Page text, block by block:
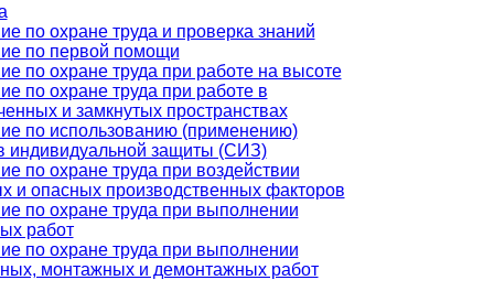
по охране труда и проверка знаний
по первой помощи
по охране труда при работе на высоте
по охране труда при работе в
и замкнутых пространствах
по использованию (применению)
индивидуальной защиты (СИЗ)
по охране труда при воздействии
и опасных производственных факторов
по охране труда при выполнении
работ
по охране труда при выполнении
монтажных и демонтажных работ